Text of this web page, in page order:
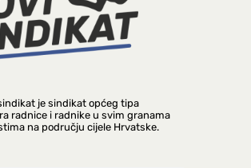
je sindikat općeg tipa
radnice i radnike u svim granama
na području cijele Hrvatske.